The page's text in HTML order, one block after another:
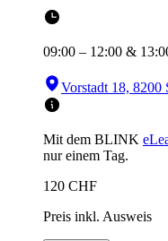
09:00 – 12:00 &
Vorstadt 18, 8200
Mit dem BLINK
nur einem Tag.
120 CHF
Preis inkl. Ausweis